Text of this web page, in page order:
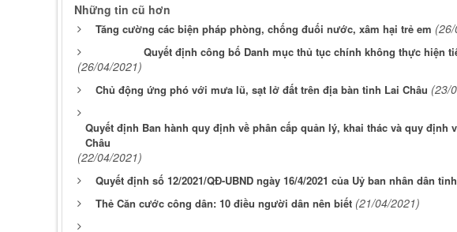
Những tin cũ hơn
Tăng cường các biện pháp phòng, chống đuối nước, xâm hại trẻ em
Quyết định công bố Danh mục thủ tục chính không thực hiện
(26/04/2021)
Chủ động ứng phó với mưa lũ, sạt lở đất trên địa bàn tinh Lai Châu (23/
Quyết định Ban hành quy định về phân cấp quản lý, khai thác và quy
Châu
(22/04/2021)
Quyết định số 12/2021/QĐ-UBND ngày 16/4/2021 của Uỷ ban nhân dân
Thẻ Căn cước công dân: 10 điều người dân nên biết (21/04/2021)